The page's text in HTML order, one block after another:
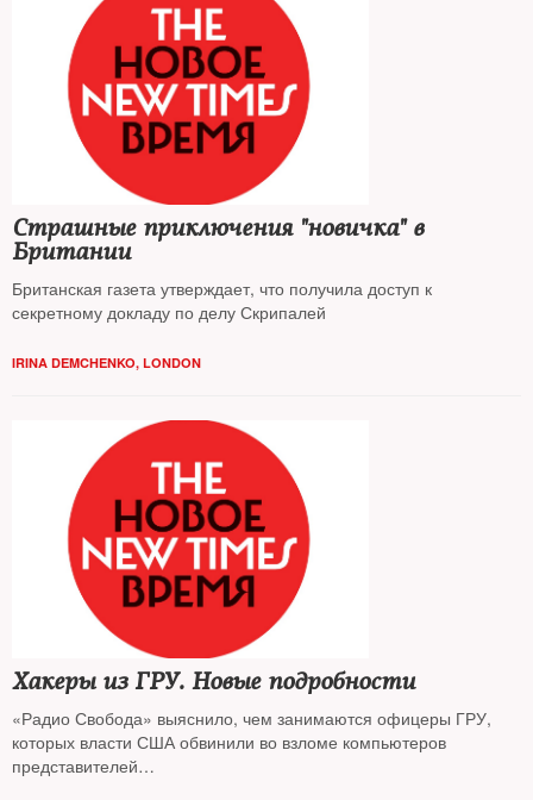
Страшные приключения "новичка" в
Британии
Британская газета утверждает, что получила доступ к
секретному докладу по делу Скрипалей
IRINA DEMCHENKO, LONDON
Хакеры из ГРУ. Новые подробности
«Радио Свобода» выяснило, чем занимаются офицеры ГРУ,
которых власти США обвинили во взломе компьютеров
представителей